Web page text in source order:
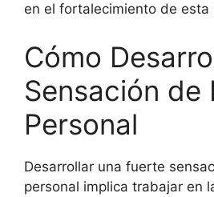
en el fortalecimiento de esta
Cómo
Sensación de
Personal
Desarrollar una fuerte
personal implica trabajar en